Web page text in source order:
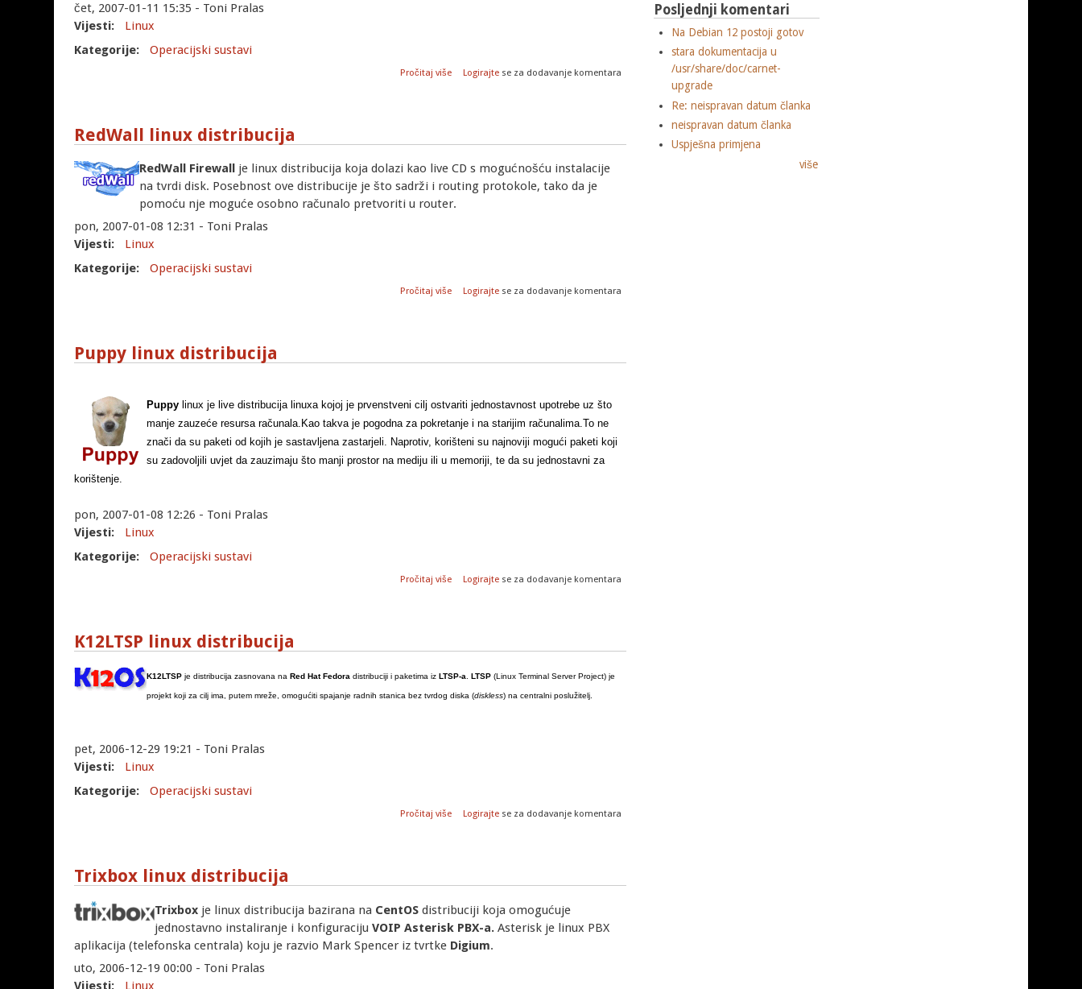
čet, 2007-01-11 15:35 - Toni Pralas
Vijesti:
Linux
Kategorije:
Operacijski sustavi
Pročitaj više o Damn Small Linux distribucija
Logirajte se za dodavanje komentara
RedWall linux distribucija
RedWall Firewall je linux distribucija koja dolazi kao live CD s mogućnošću instalacije
na tvrdi disk. Posebnost ove distribucije je što sadrži i routing protokole, tako da je
pomoću nje moguće osobno računalo pretvoriti u router.
pon, 2007-01-08 12:31 - Toni Pralas
Vijesti:
Linux
Kategorije:
Operacijski sustavi
Pročitaj više o RedWall linux distribucija
Logirajte se za dodavanje komentara
Puppy linux distribucija
Puppy linux je live distribucija linuxa kojoj je prvenstveni cilj ostvariti jednostavnost upotrebe uz što
manje zauzeće resursa računala.Kao takva je pogodna za pokretanje i na starijim računalima.To ne
znači da su paketi od kojih je sastavljena zastarjeli. Naprotiv, korišteni su najnoviji mogući paketi koji
su zadovoljili uvjet da zauzimaju što manji prostor na mediju ili u memoriji, te da su jednostavni za
korištenje.
pon, 2007-01-08 12:26 - Toni Pralas
Vijesti:
Linux
Kategorije:
Operacijski sustavi
Pročitaj više o Puppy linux distribucija
Logirajte se za dodavanje komentara
K12LTSP linux distribucija
K12LTSP je distribucija zasnovana na Red Hat Fedora distribuciji i paketima iz LTSP-a. LTSP (Linux Terminal Server Project) je
projekt koji za cilj ima, putem mreže, omogućiti spajanje radnih stanica bez tvrdog diska (diskless) na centralni poslužitelj.
pet, 2006-12-29 19:21 - Toni Pralas
Vijesti:
Linux
Kategorije:
Operacijski sustavi
Pročitaj više o K12LTSP linux distribucija
Logirajte se za dodavanje komentara
Trixbox linux distribucija
Trixbox je linux distribucija bazirana na CentOS distribuciji koja omogućuje
jednostavno instaliranje i konfiguracijuVOIP Asterisk PBX-a. Asterisk je linux PBX
aplikacija (telefonska centrala) koju je razvio Mark Spencer iz tvrtke Digium.
uto, 2006-12-19 00:00 - Toni Pralas
Vijesti:
Linux
Posljednji komentari
Na Debian 12 postoji gotov
stara dokumentacija u
/usr/share/doc/carnet-
upgrade
Re: neispravan datum članka
neispravan datum članka
Uspješna primjena
više